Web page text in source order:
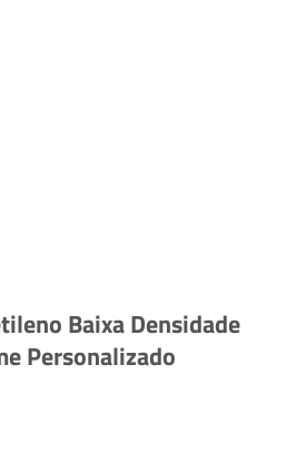
Baixa Densidade
Personalizado